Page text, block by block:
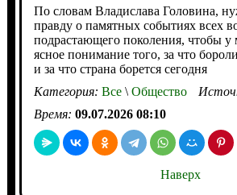
По словам Владислава Головина,
правду о памятных событиях всех
подрастающего поколения, чтобы
ясное понимание того, за что
и за что страна борется сегодня
Категория: Все\Общество
Время: 09.07.2026 08:10
Наверх